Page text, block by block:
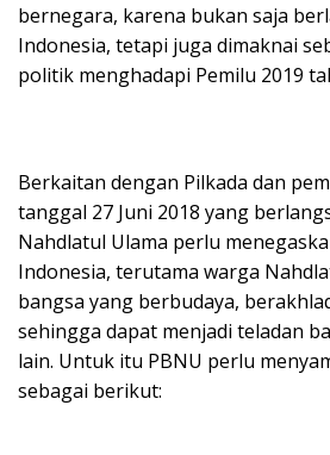
bernegara, karena bukan saja
Indonesia, tetapi juga dimaknai
politik menghadapi Pemilu 2019
Berkaitan dengan Pilkada dan
tanggal 27 Juni 2018 yang
Nahdlatul Ulama perlu
Indonesia, terutama warga
bangsa yang berbudaya,
sehingga dapat menjadi teladan
lain. Untuk itu PBNU perlu
sebagai berikut: